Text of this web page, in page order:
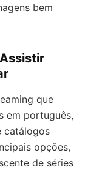
bem
que
em português,
catálogos
opções,
de séries